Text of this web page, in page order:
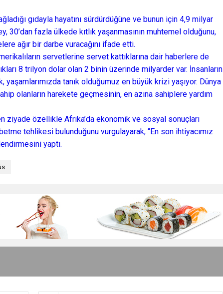
gıdayla hayatını sürdürdüğüne ve bunun için 4,9 milyar
30’dan fazla ülkede kıtlık yaşanmasının muhtemel olduğunu,
ağır bir darbe vuracağını ifade etti.
servetlerine servet kattıklarına dair haberlere de
8 trilyon dolar olan 2 binin üzerinde milyarder var. İnsanların
yaşamlarımızda tanık olduğumuz en büyük krizi yaşıyor. Dünya
olanların harekete geçmesinin, en azına sahiplere yardım
ziyade özellikle Afrika’da ekonomik ve sosyal sonuçları
tehlikesi bulunduğunu vurgulayarak, “En son ihtiyacımız
yaptı.